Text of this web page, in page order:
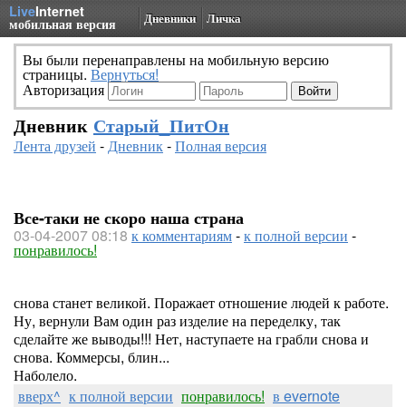
LiveInternet
мобильная версия Дневники Личка
Вы были перенаправлены на мобильную версию
страницы. Вернуться!
Авторизация
Дневник Старый_ПитОн
Лента друзей -Дневник-Полная версия
Все-таки не скоро наша страна
03-04-2007 08:18 к комментариям-к полной версии -
понравилось!
снова станет великой. Поражает отношение людей к работе.
Ну, вернули Вам один раз изделие на переделку, так
сделайте же выводы!!! Нет, наступаете на грабли снова и
снова. Коммерсы, блин...
Наболело.
вверх^ к полной версии понравилось! в evernote